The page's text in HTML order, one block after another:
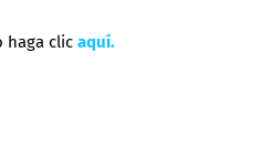
haga clic aquí.